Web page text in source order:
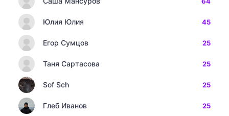
Юлия Юлия 45
Егор Сумцов 25
Таня Сартасова 25
Sof Sch 25
Глеб Иванов 25